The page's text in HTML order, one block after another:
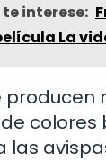
interese:
La
producen
colores
las